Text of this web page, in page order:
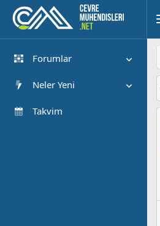
Forumlar
Yeni Mesajlar
Neler Yeni
Öne çıkan içerik
Takvim